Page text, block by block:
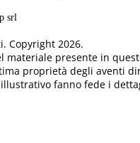
srl
Copyright 2026.
materiale presente in
proprietà degli aventi
fanno fede i